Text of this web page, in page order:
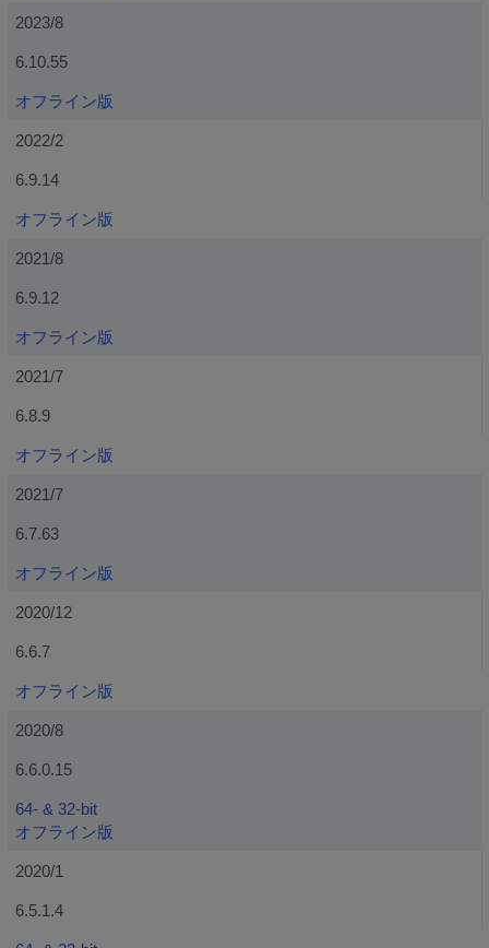
2023/8
6.10.55
オフライン版
2022/2
6.9.14
オフライン版
2021/8
6.9.12
オフライン版
2021/7
6.8.9
オフライン版
2021/7
6.7.63
オフライン版
2020/12
6.6.7
オフライン版
2020/8
6.6.0.15
64- & 32-bit
オフライン版
2020/1
6.5.1.4